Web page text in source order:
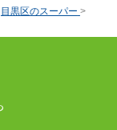
目黒区のスーパー >